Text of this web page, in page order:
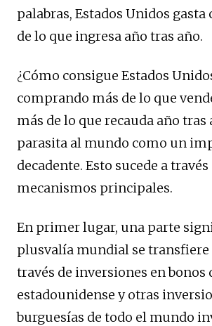
palabras, Estados Unidos gasta
de lo que ingresa año tras año.
¿Cómo consigue Estados
comprando más de lo que
más de lo que recauda año tras
parasita al mundo como un
decadente. Esto sucede a través
mecanismos principales.
En primer lugar, una parte
plusvalía mundial se transfiere
través de inversiones en bonos
estadounidense y otras
burguesías de todo el mundo